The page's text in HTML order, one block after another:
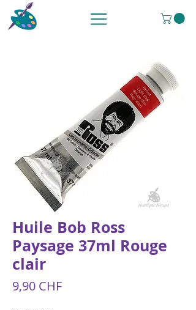
Huile Bob Ross
Paysage 37ml Rouge
clair
9,90 CHFPrix